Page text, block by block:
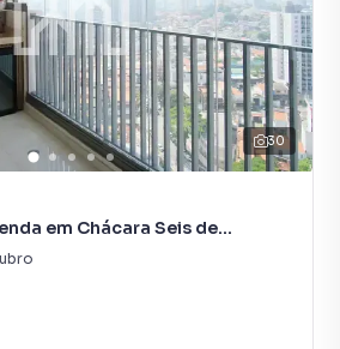
30
em Chácara Seis de